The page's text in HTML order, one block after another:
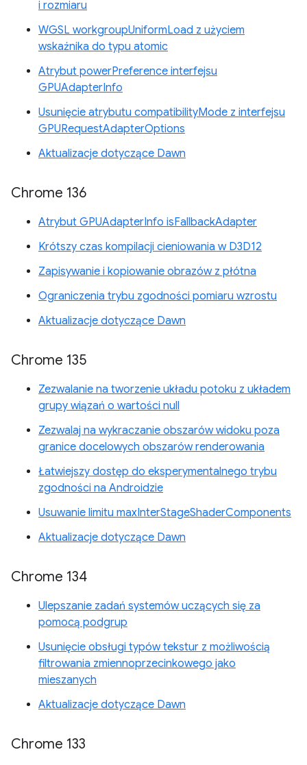
i rozmiaru
WGSL workgroupUniformLoad z użyciem
wskaźnika do typu atomic
Atrybut powerPreference interfejsu
GPUAdapterInfo
Usunięcie atrybutu compatibilityMode z interfejsu
GPURequestAdapterOptions
Aktualizacje dotyczące Dawn
Chrome 136
Atrybut GPUAdapterInfo isFallbackAdapter
Krótszy czas kompilacji cieniowania w D3D12
Zapisywanie i kopiowanie obrazów z płótna
Ograniczenia trybu zgodności pomiaru wzrostu
Aktualizacje dotyczące Dawn
Chrome 135
Zezwalanie na tworzenie układu potoku z układem
grupy wiązań o wartości null
Zezwalaj na wykraczanie obszarów widoku poza
granice docelowych obszarów renderowania
Łatwiejszy dostęp do eksperymentalnego trybu
zgodności na Androidzie
Usuwanie limitu maxInterStageShaderComponents
Aktualizacje dotyczące Dawn
Chrome 134
Ulepszanie zadań systemów uczących się za
pomocą podgrup
Usunięcie obsługi typów tekstur z możliwością
filtrowania zmiennoprzecinkowego jako
mieszanych
Aktualizacje dotyczące Dawn
Chrome 133